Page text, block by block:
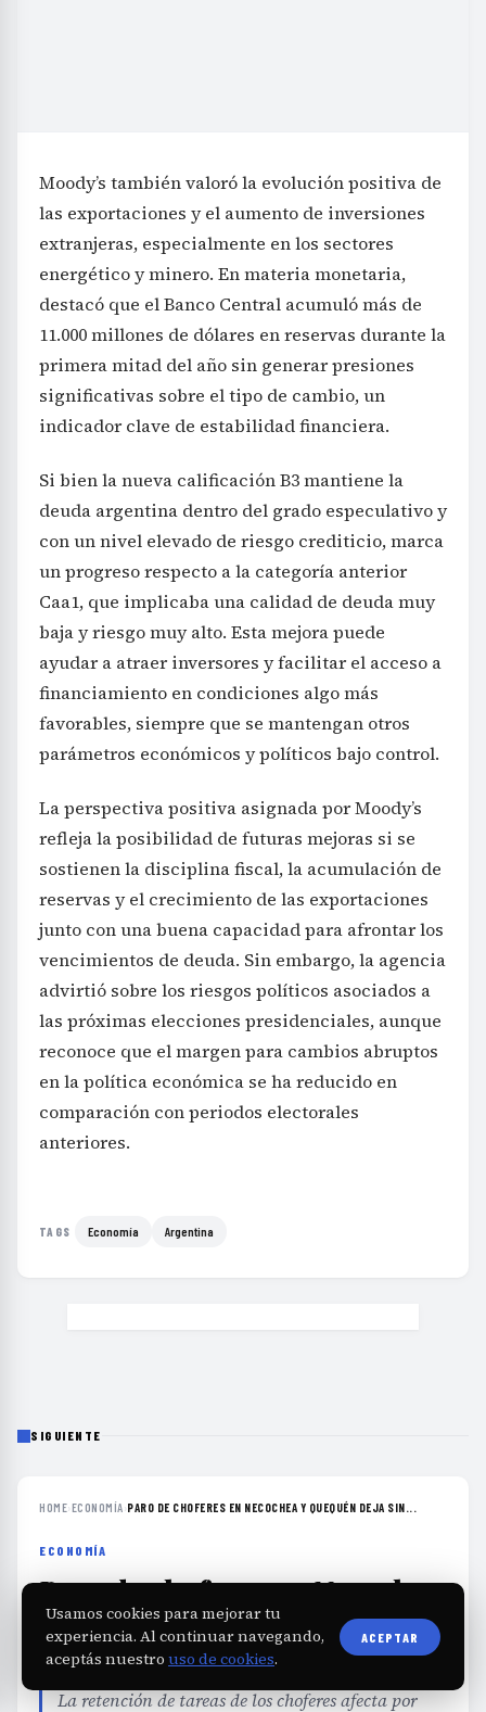
Moody’s también valoró la evolución positiva de
las exportaciones y el aumento de inversiones
extranjeras, especialmente en los sectores
energético y minero. En materia monetaria,
destacó que el Banco Central acumuló más de
11.000 millones de dólares en reservas durante la
primera mitad del año sin generar presiones
significativas sobre el tipo de cambio, un
indicador clave de estabilidad financiera.
Si bien la nueva calificación B3 mantiene la
deuda argentina dentro del grado especulativo y
con un nivel elevado de riesgo crediticio, marca
un progreso respecto a la categoría anterior
Caa1, que implicaba una calidad de deuda muy
baja y riesgo muy alto. Esta mejora puede
ayudar a atraer inversores y facilitar el acceso a
financiamiento en condiciones algo más
favorables, siempre que se mantengan otros
parámetros económicos y políticos bajo control.
La perspectiva positiva asignada por Moody’s
refleja la posibilidad de futuras mejoras si se
sostienen la disciplina fiscal, la acumulación de
reservas y el crecimiento de las exportaciones
junto con una buena capacidad para afrontar los
vencimientos de deuda. Sin embargo, la agencia
advirtió sobre los riesgos políticos asociados a
las próximas elecciones presidenciales, aunque
reconoce que el margen para cambios abruptos
en la política económica se ha reducido en
comparación con periodos electorales
anteriores.
TAGS Economía Argentina
SIGUIENTE
HOME›ECONOMÍA›PARO DE CHOFERES EN NECOCHEA Y QUEQUÉN DEJA SIN...
ECONOMÍA
Paro de choferes en Necochea
y Quequén deja sin
transporte a toda la ciudad
La retención de tareas de los choferes afecta por
Usamos cookies para mejorar tu
experiencia. Al continuar navegando,
aceptás nuestro uso de cookies.
ACEPTAR